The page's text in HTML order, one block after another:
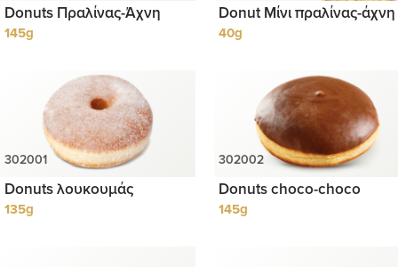
Donuts Πραλίνας-Άχνη
145g
Donut Μίνι πραλίνας-άχνη
40g
Donuts λουκουμάς
135g
Donuts choco-choco
145g